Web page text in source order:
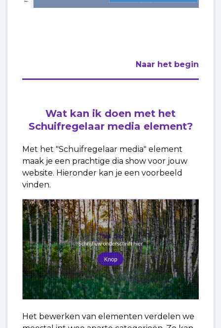
Naar het begin
Wat kan ik doen met het
Schuifregelaar media element?
Met het "Schuifregelaar media" element
maak je een prachtige dia show voor jouw
website. Hieronder kan je een voorbeeld
vinden.
Het bewerken van elementen verdelen we